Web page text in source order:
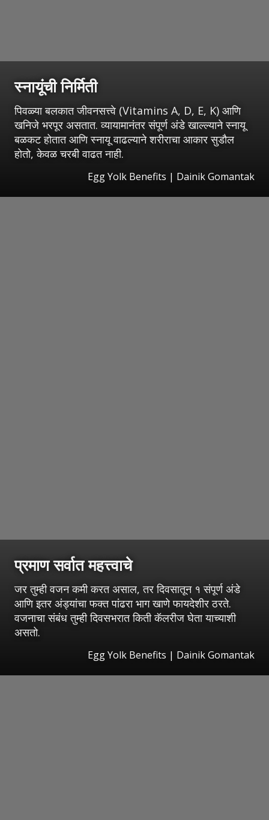
स्नायूंची निर्मिती
पिवळ्या बलकात जीवनसत्त्वे (Vitamins A, D, E, K) आणि
खनिजे भरपूर असतात. व्यायामानंतर संपूर्ण अंडे खाल्ल्याने स्नायू
बळकट होतात आणि स्नायू वाढल्याने शरीराचा आकार सुडौल
होतो, केवळ चरबी वाढत नाही.
Egg Yolk Benefits | Dainik Gomantak
प्रमाण सर्वात महत्त्वाचे
जर तुम्ही वजन कमी करत असाल, तर दिवसातून १ संपूर्ण अंडे
आणि इतर अंड्यांचा फक्त पांढरा भाग खाणे फायदेशीर ठरते.
वजनाचा संबंध तुम्ही दिवसभरात किती कॅलरीज घेता याच्याशी
असतो.
Egg Yolk Benefits | Dainik Gomantak